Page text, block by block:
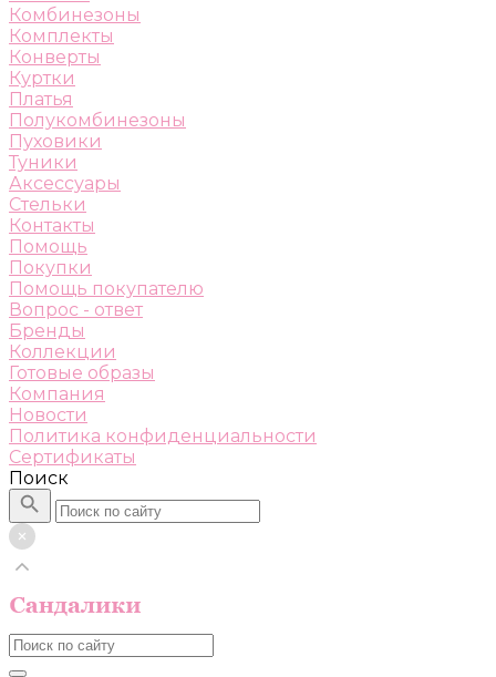
Комбинезоны
Комплекты
Конверты
Куртки
Платья
Полукомбинезоны
Пуховики
Туники
Аксессуары
Стельки
Контакты
Помощь
Покупки
Помощь покупателю
Вопрос - ответ
Бренды
Коллекции
Готовые образы
Компания
Новости
Политика конфиденциальности
Сертификаты
Поиск